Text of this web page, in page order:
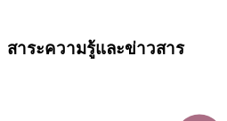
สาระความรู้และข่าวสาร